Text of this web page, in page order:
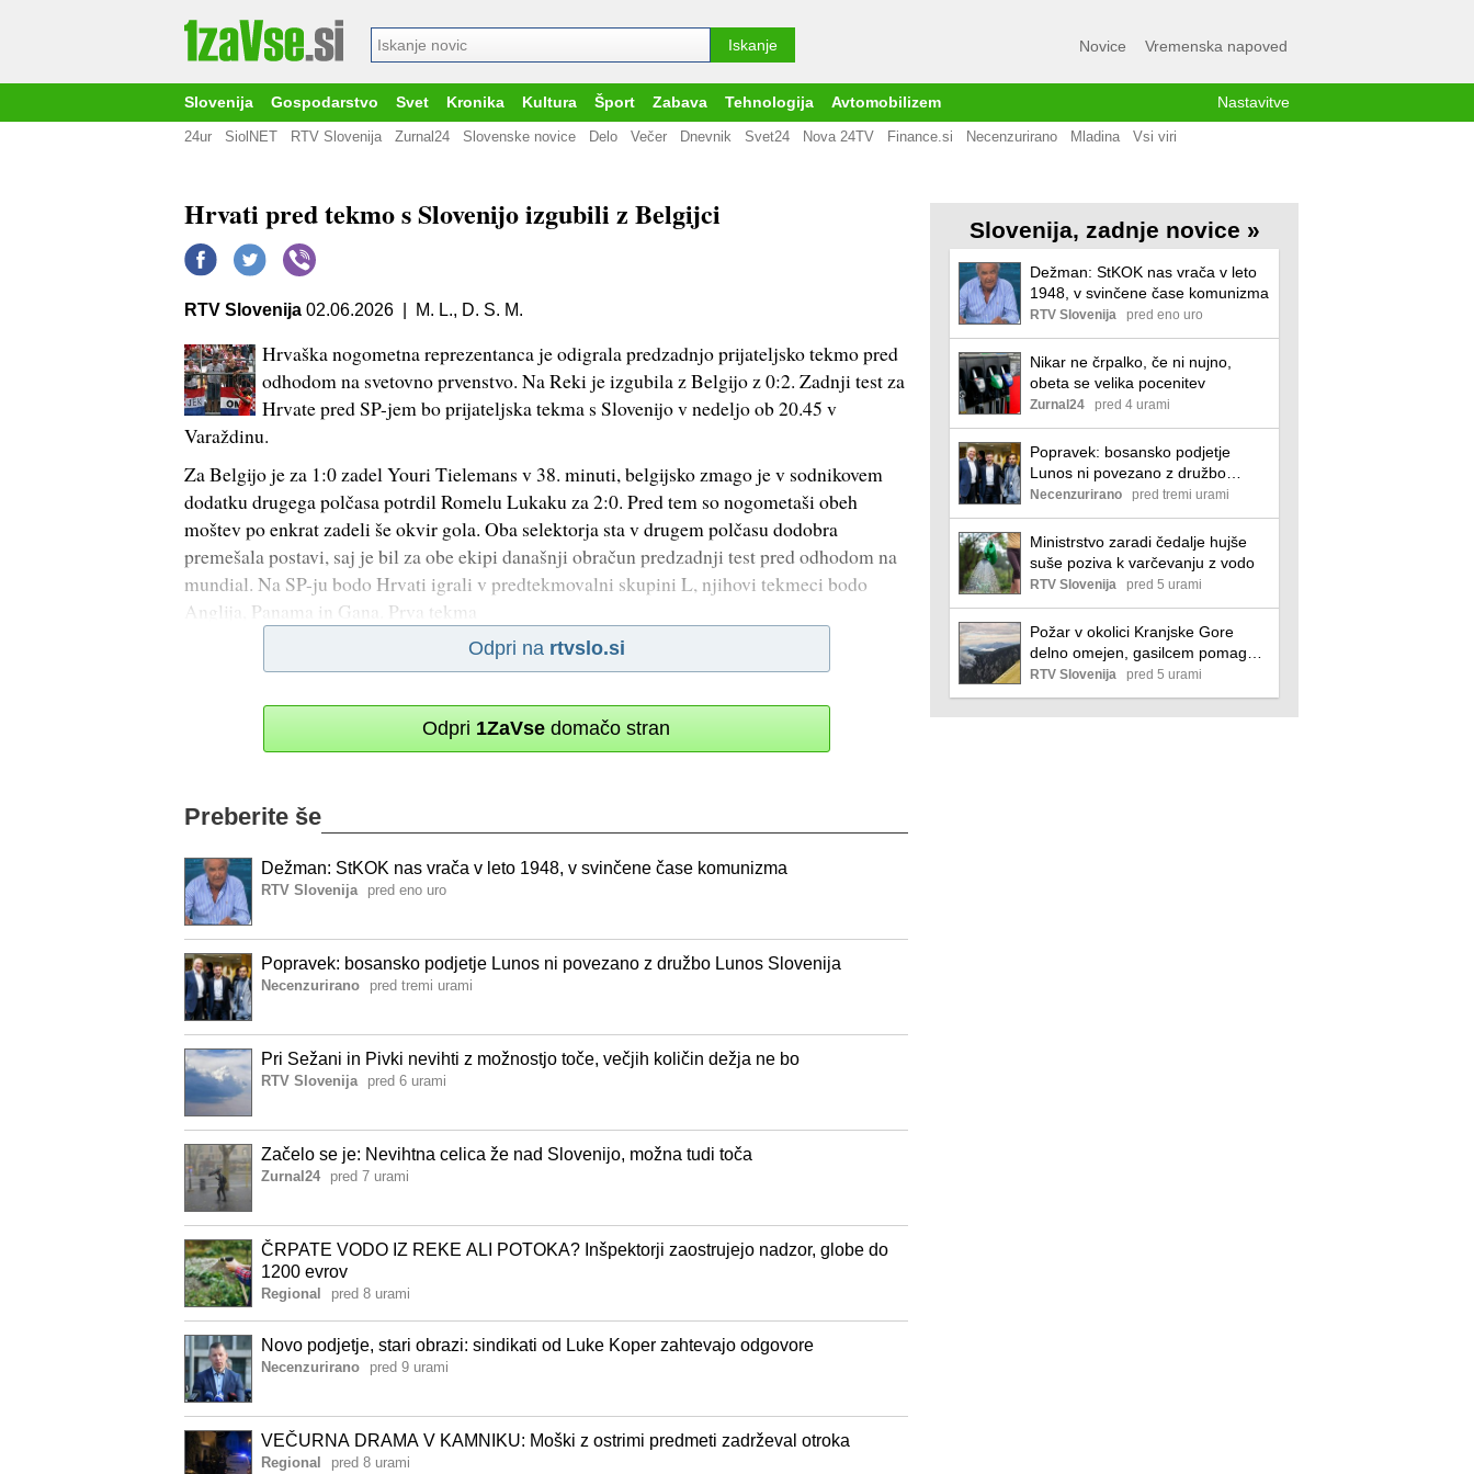
Novice Vremenska napoved
Slovenija Gospodarstvo Svet Kronika Kultura Šport Zabava Tehnologija Avtomobilizem Nastavitve
24ur SiolNET RTV Slovenija Zurnal24 Slovenske novice Delo Večer Dnevnik Svet24 Nova 24TV Finance.si Necenzurirano Mladina Vsi viri
Hrvati pred tekmo s Slovenijo izgubili z Belgijci
RTV Slovenija 02.06.2026 | M. L., D. S. M.
Hrvaška nogometna reprezentanca je odigrala predzadnjo prijateljsko tekmo pred
odhodom na svetovno prvenstvo. Na Reki je izgubila z Belgijo z 0:2. Zadnji test za
Hrvate pred SP-jem bo prijateljska tekma s Slovenijo v nedeljo ob 20.45 v
Varaždinu.
Za Belgijo je za 1:0 zadel Youri Tielemans v 38. minuti, belgijsko zmago je v sodnikovem
dodatku drugega polčasa potrdil Romelu Lukaku za 2:0. Pred tem so nogometaši obeh
moštev po enkrat zadeli še okvir gola. Oba selektorja sta v drugem polčasu dodobra
premešala postavi, saj je bil za obe ekipi današnji obračun predzadnji test pred odhodom na
mundial. Na SP-ju bodo Hrvati igrali v predtekmovalni skupini L, njihovi tekmeci bodo
Anglija, Panama in Gana. Prva tekma
Odpri na rtvslo.si
Odpri 1ZaVse domačo stran
Preberite še
Dežman: StKOK nas vrača v leto 1948, v svinčene čase komunizma
RTV Slovenija pred eno uro
Popravek: bosansko podjetje Lunos ni povezano z družbo Lunos Slovenija
Necenzurirano pred tremi urami
Pri Sežani in Pivki nevihti z možnostjo toče, večjih količin dežja ne bo
RTV Slovenija pred 6 urami
Začelo se je: Nevihtna celica že nad Slovenijo, možna tudi toča
Zurnal24 pred 7 urami
ČRPATE VODO IZ REKE ALI POTOKA? Inšpektorji zaostrujejo nadzor, globe do
1200 evrov
Regional pred 8 urami
Novo podjetje, stari obrazi: sindikati od Luke Koper zahtevajo odgovore
Necenzurirano pred 9 urami
VEČURNA DRAMA V KAMNIKU: Moški z ostrimi predmeti zadrževal otroka
Regional pred 8 urami
Slovenija, zadnje novice »
Dežman: StKOK nas vrača v leto
1948, v svinčene čase komunizma
RTV Slovenija pred eno uro
Nikar ne črpalko, če ni nujno,
obeta se velika pocenitev
Zurnal24 pred 4 urami
Popravek: bosansko podjetje
Lunos ni povezano z družbo
Lunos Slovenija
Necenzurirano pred tremi urami
Ministrstvo zaradi čedalje hujše
suše poziva k varčevanju z vodo
RTV Slovenija pred 5 urami
Požar v okolici Kranjske Gore
delno omejen, gasilcem pomagajo
tudi letala in helikopter
RTV Slovenija pred 5 urami